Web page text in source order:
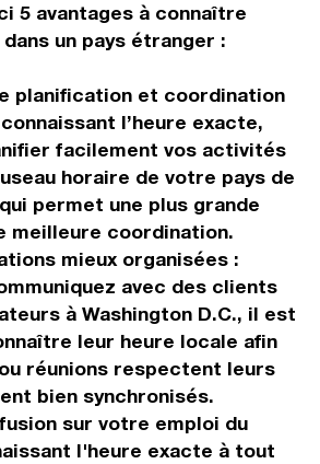
5 avantages à connaître
un pays étranger :
planification et coordination
l’heure exacte,
facilement vos activités
horaire de votre pays de
permet une plus grande
meilleure coordination.
mieux organisées :
avec des clients
à Washington D.C., il est
leur heure locale afin
réunions respectent leurs
bien synchronisés.
sur votre emploi du
l'heure exacte à tout